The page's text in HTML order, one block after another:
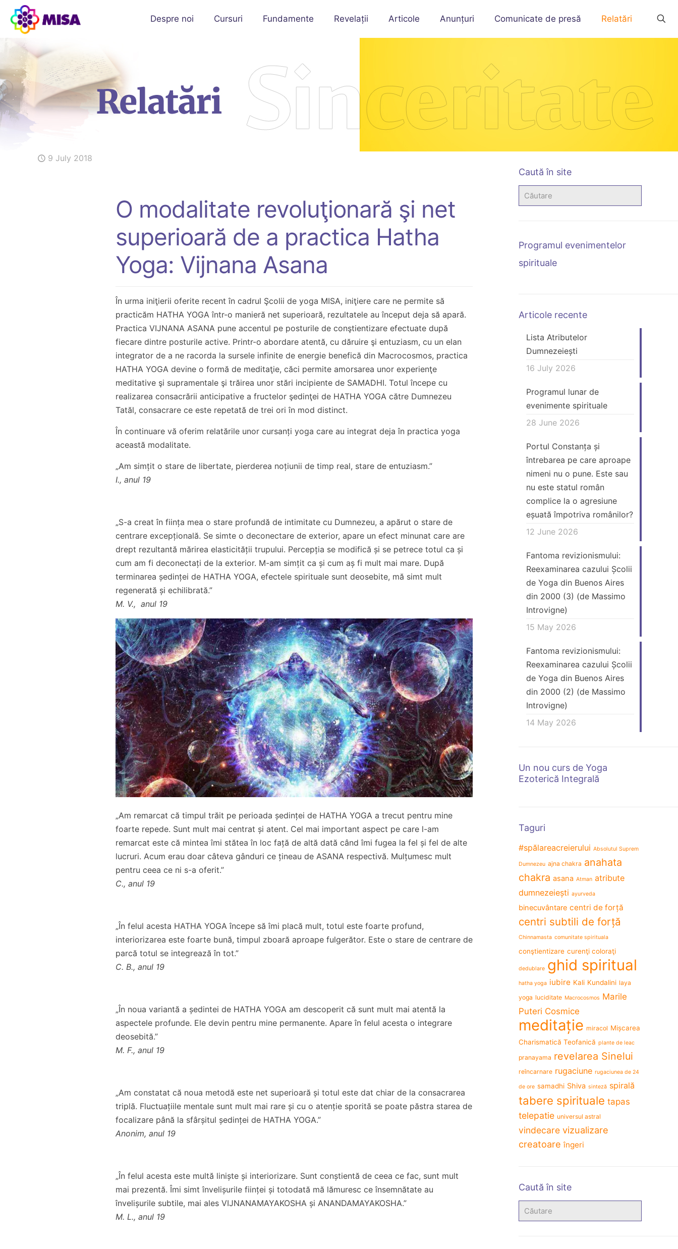
Despre noi Cursuri Fundamente Revelații Articole Anunțuri Comunicate de presă Relatări
9 July 2018
O modalitate revoluţionară şi net
superioară de a practica Hatha
Yoga: Vijnana Asana
În urma iniţierii oferite recent în cadrul Şcolii de yoga MISA, iniţiere care ne permite să
practicăm HATHA YOGA într-o manieră net superioară, rezultatele au început deja să apară.
Practica VIJNANA ASANA pune accentul pe posturile de conştientizare efectuate după
fiecare dintre posturile active. Printr-o abordare atentă, cu dăruire şi entuziasm, cu un elan
integrator de a ne racorda la sursele infinite de energie benefică din Macrocosmos, practica
HATHA YOGA devine o formă de meditaţie, căci permite amorsarea unor experienţe
meditative şi supramentale şi trăirea unor stări incipiente de SAMADHI. Totul începe cu
realizarea consacrării anticipative a fructelor şedinţei de HATHA YOGA către Dumnezeu
Tatăl, consacrare ce este repetată de trei ori în mod distinct.
În continuare vă oferim relatările unor cursanți yoga care au integrat deja în practica yoga
această modalitate.
„Am simțit o stare de libertate, pierderea noțiunii de timp real, stare de entuziasm.”
I., anul 19
„S-a creat în ființa mea o stare profundă de intimitate cu Dumnezeu, a apărut o stare de
centrare excepțională. Se simte o deconectare de exterior, apare un efect minunat care are
drept rezultantă mărirea elasticității trupului. Percepția se modifică și se petrece totul ca și
cum am fi deconectați de la exterior. M-am simțit ca și cum aș fi mult mai mare. După
terminarea ședinței de HATHA YOGA, efectele spirituale sunt deosebite, mă simt mult
regenerată și echilibrată.”
M. V., anul 19
„Am remarcat că timpul trăit pe perioada ședinței de HATHA YOGA a trecut pentru mine
foarte repede. Sunt mult mai centrat și atent. Cel mai important aspect pe care l-am
remarcat este că mintea îmi stătea în loc față de altă dată când îmi fugea la fel și fel de alte
lucruri. Acum erau doar câteva gânduri ce țineau de ASANA respectivă. Mulțumesc mult
pentru ceea ce ni s-a oferit.”
C., anul 19
„În felul acesta HATHA YOGA începe să îmi placă mult, totul este foarte profund,
interiorizarea este foarte bună, timpul zboară aproape fulgerător. Este o stare de centrare de
parcă totul se integrează în tot.”
C. B., anul 19
„În noua variantă a ședintei de HATHA YOGA am descoperit că sunt mult mai atentă la
aspectele profunde. Ele devin pentru mine permanente. Apare în felul acesta o integrare
deosebită.”
M. F., anul 19
„Am constatat că noua metodă este net superioară și totul este dat chiar de la consacrarea
triplă. Fluctuațiile mentale sunt mult mai rare și cu o atenție sporită se poate păstra starea de
focalizare până la sfârșitul ședinței de HATHA YOGA.”
Anonim, anul 19
„În felul acesta este multă liniște și interiorizare. Sunt conștientă de ceea ce fac, sunt mult
mai prezentă. Îmi simt învelișurile ființei și totodată mă lămuresc ce însemnătate au
învelișurile subtile, mai ales VIJNANAMAYAKOSHA și ANANDAMAYAKOSHA.”
M. L., anul 19
Caută în site
Programul evenimentelor
spirituale
Articole recente
Lista Atributelor
Dumnezeiești
16 July 2026
Programul lunar de
evenimente spirituale
28 June 2026
Portul Constanța și
întrebarea pe care aproape
nimeni nu o pune. Este sau
nu este statul român
complice la o agresiune
eșuată împotriva românilor?
12 June 2026
Fantoma revizionismului:
Reexaminarea cazului Școlii
de Yoga din Buenos Aires
din 2000 (3) (de Massimo
Introvigne)
15 May 2026
Fantoma revizionismului:
Reexaminarea cazului Școlii
de Yoga din Buenos Aires
din 2000 (2) (de Massimo
Introvigne)
14 May 2026
Un nou curs de Yoga
Ezoterică Integrală
Taguri
#spălareacreierului Absolutul Suprem
Dumnezeu ajna chakra anahata
chakra asana Atman atribute
dumnezeiești ayurveda
binecuvântare centri de forță
centri subtili de forță
Chinnamasta comunitate spirituala
conştientizare curenţi coloraţi
dedublare ghid spiritual
hatha yoga iubire Kali Kundalini laya
yoga luciditate Macrocosmos Marile
Puteri Cosmice
meditație miracol Mișcarea
Charismatică Teofanică plante de leac
pranayama revelarea Sinelui
reîncarnare rugaciune rugaciunea de 24
de ore samadhi Shiva sinteză spirală
tabere spirituale tapas
telepatie universul astral
vindecare vizualizare
creatoare îngeri
Caută în site